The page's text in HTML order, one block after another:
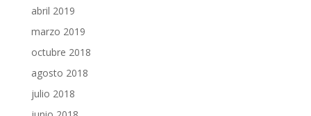
abril 2019
marzo 2019
octubre 2018
agosto 2018
julio 2018